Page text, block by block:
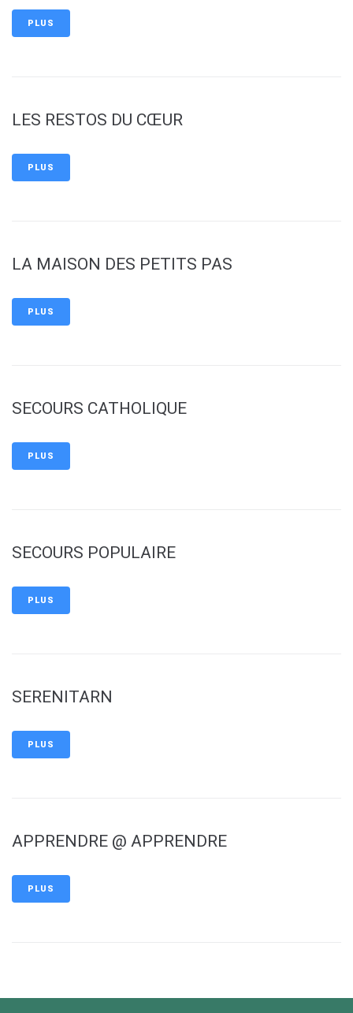
PLUS
LES RESTOS DU CŒUR
PLUS
LA MAISON DES PETITS PAS
PLUS
SECOURS CATHOLIQUE
PLUS
SECOURS POPULAIRE
PLUS
SERENITARN
PLUS
APPRENDRE @ APPRENDRE
PLUS